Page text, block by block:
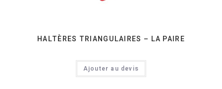
HALTÈRES TRIANGULAIRES – LA PAIRE
Ajouter au devis